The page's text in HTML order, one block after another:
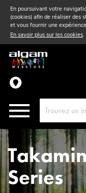
En poursuivant votre
(cookies) afin de réaliser des
et vous fournir une
En savoir plus sur les cookies.
Vent& Violon
Accessoires
Pièces détachées
Series